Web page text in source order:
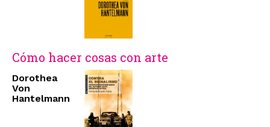
Cómo hacer cosas con arte
Dorothea
Von
Hantelmann